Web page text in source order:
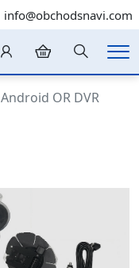
info@obchodsnavi.com
Hledání
Android OR DVR